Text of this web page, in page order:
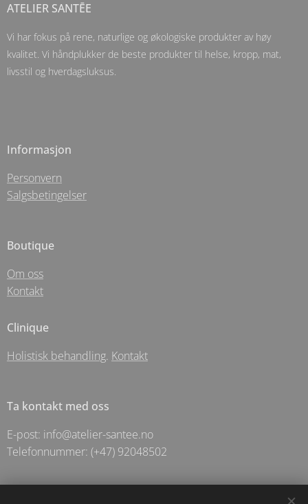
ATELIER SANTĒE
Vi har fokus på rene, naturlige og økologiske produkter av høy
kvalitet. Vi håndplukker de beste produkter til helse, kropp, mat,
livsstil og hverdagsluksus.
Informasjon
Personvern
Salgsbetingelser
Boutique
Om oss
Kontakt
Clinique
Holistisk behandling. Kontakt
Ta kontakt med oss
E-post: info@atelier-santee.no
Telefonnummer: (+47) 92048502